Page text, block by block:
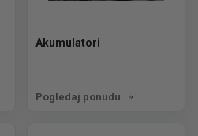
Akumulatori
Pogledaj ponudu